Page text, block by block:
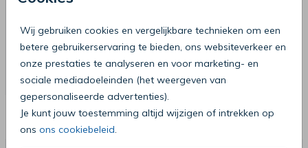
Wij gebruiken cookies en vergelijkbare technieken om een
betere gebruikerservaring te bieden, ons websiteverkeer en
onze prestaties te analyseren en voor marketing- en
sociale mediadoeleinden (het weergeven van
gepersonaliseerde advertenties).
Je kunt jouw toestemming altijd wijzigen of intrekken op
ons ons cookiebeleid
Deze producten zijn wellicht ook iets
voor je